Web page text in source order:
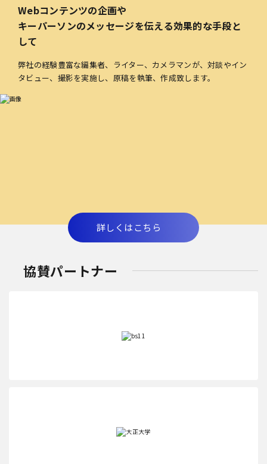
Webコンテンツの企画や
キーパーソンのメッセージを伝える効果的な手段と
して
弊社の経験豊富な編集者、ライター、カメラマンが、対談やイン
タビュー、撮影を実施し、原稿を執筆、作成致します。
詳しくはこちら
協賛パートナー